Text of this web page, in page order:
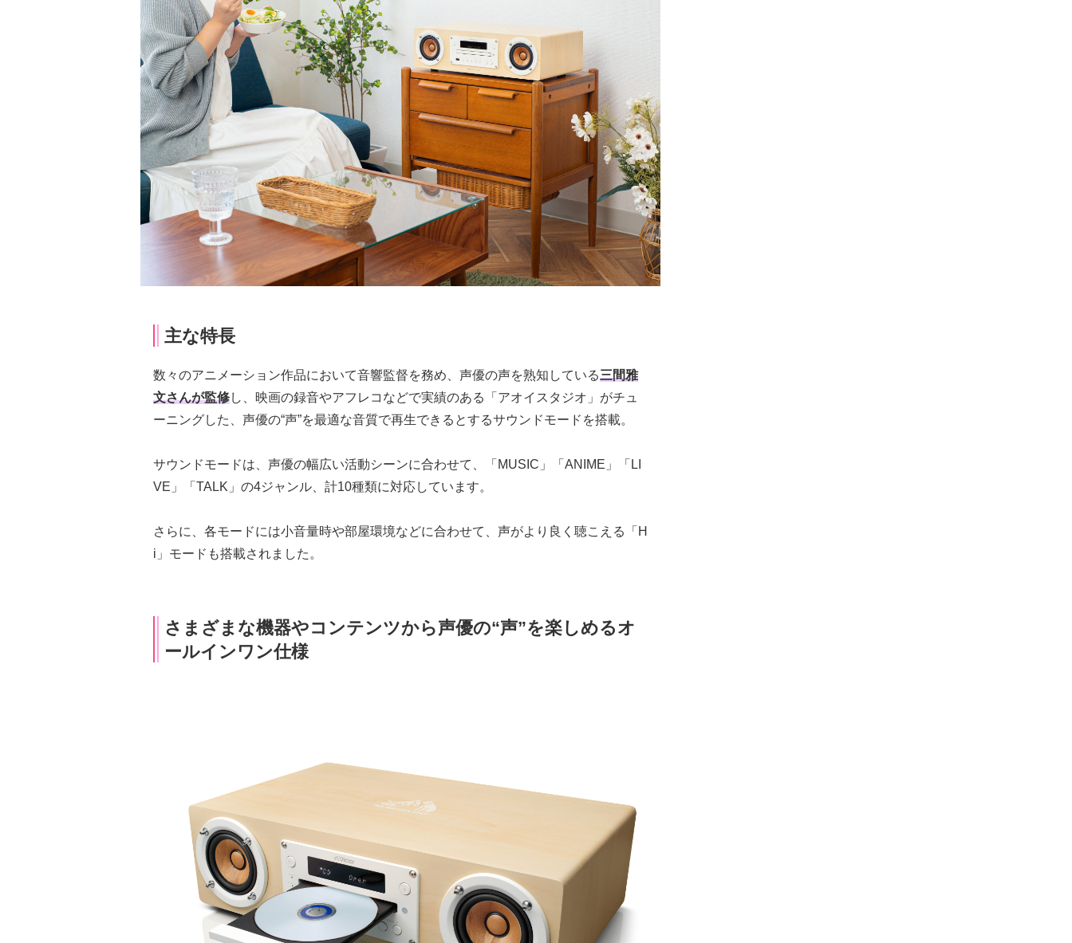
主な特長
数々のアニメーション作品において音響監督を務め、声優の声を熟知している三間雅
文さんが監修し、映画の録音やアフレコなどで実績のある「アオイスタジオ」がチュ
ーニングした、声優の“声”を最適な音質で再生できるとするサウンドモードを搭載。
サウンドモードは、声優の幅広い活動シーンに合わせて、「MUSIC」「ANIME」「LI
VE」「TALK」の4ジャンル、計10種類に対応しています。
さらに、各モードには小音量時や部屋環境などに合わせて、声がより良く聴こえる「H
i」モードも搭載されました。
さまざまな機器やコンテンツから声優の“声”を楽しめるオ
ールインワン仕様